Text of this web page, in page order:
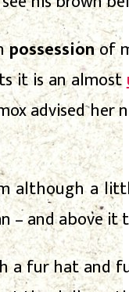
possessionof
it is an almost
advised
although a
– and above
fur hat and